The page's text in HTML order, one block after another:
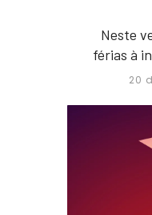
Neste
férias à
20